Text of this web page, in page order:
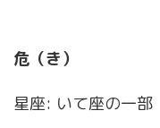
危（き）
星座: いて座の一部